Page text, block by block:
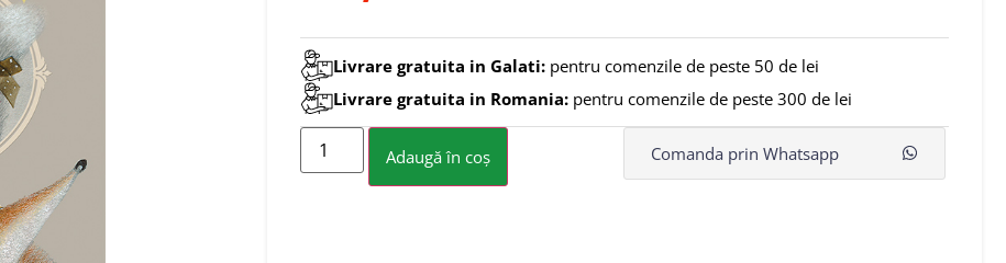
Livrare gratuita in Galati: pentru comenzile de peste 50 de lei
Livrare gratuita in Romania: pentru comenzile de peste 300 de lei
Adaugă în coș Comanda prin Whatsapp